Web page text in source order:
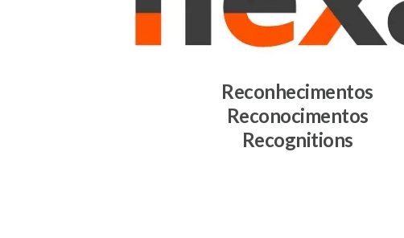
Reconhecimentos
Reconocimentos
Recognitions